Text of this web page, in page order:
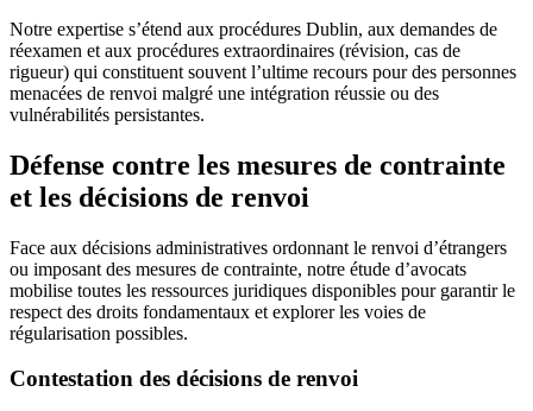
Notre expertise s’étend aux procédures Dublin, aux demandes de
réexamen et aux procédures extraordinaires (révision, cas de
rigueur) qui constituent souvent l’ultime recours pour des personnes
menacées de renvoi malgré une intégration réussie ou des
vulnérabilités persistantes.
Défense contre les mesures de contrainte
et les décisions de renvoi
Face aux décisions administratives ordonnant le renvoi d’étrangers
ou imposant des mesures de contrainte, notre étude d’avocats
mobilise toutes les ressources juridiques disponibles pour garantir le
respect des droits fondamentaux et explorer les voies de
régularisation possibles.
Contestation des décisions de renvoi